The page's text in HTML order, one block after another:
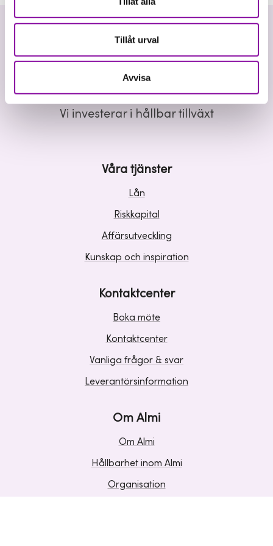
Tillåt urval
Avvisa
Vi investerar i hållbar tillväxt
Våra tjänster
Lån
Riskkapital
Affärsutveckling
Kunskap och inspiration
Kontaktcenter
Boka möte
Kontaktcenter
Vanliga frågor & svar
Leverantörsinformation
Om Almi
Om Almi
Hållbarhet inom Almi
Organisation